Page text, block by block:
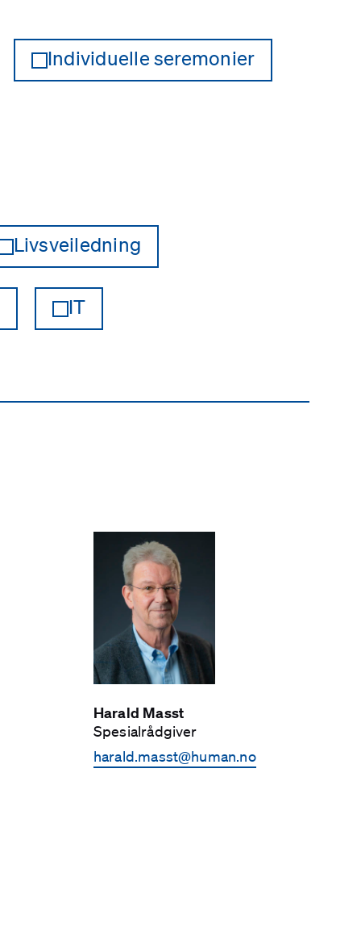
Individuelle seremonier
Livsveiledning
IT
Harald Masst
Spesial­rådgiver
harald.masst­@human.no